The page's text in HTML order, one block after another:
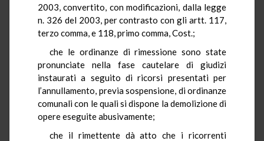
2003, convertito, con modificazioni, dalla legge
n. 326 del 2003, per contrasto con gli artt. 117,
terzo comma, e 118, primo comma, Cost.;
che le ordinanze di rimessione sono state
pronunciate nella fase cautelare di giudizi
instaurati a seguito di ricorsi presentati per
l’annullamento, previa sospensione, di ordinanze
comunali con le quali si dispone la demolizione di
opere eseguite abusivamente;
che il rimettente dà atto che i ricorrenti